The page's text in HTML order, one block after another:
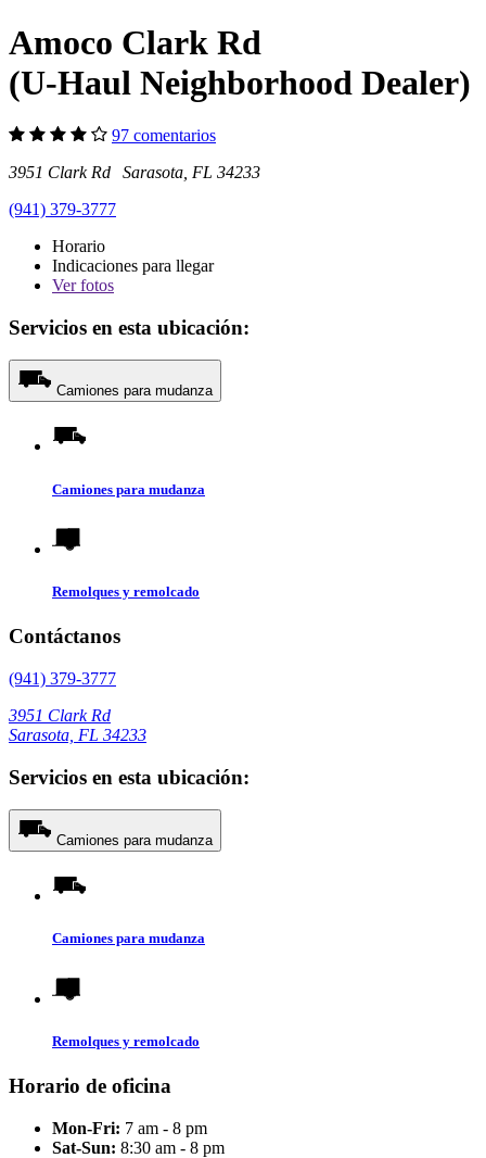
Amoco Clark Rd
(U-Haul Neighborhood Dealer)
97 comentarios
3951 Clark Rd Sarasota, FL 34233
(941) 379-3777
Horario
Indicaciones para llegar
Verfotos
Servicios en esta ubicación:
Camiones para mudanza
Camiones para mudanza
Remolques y remolcado
Contáctanos
(941) 379-3777
3951 Clark Rd
Sarasota, FL 34233
Servicios en esta ubicación:
Camiones para mudanza
Camiones para mudanza
Remolques y remolcado
Horario de oficina
Mon-Fri: 7 am - 8 pm
Sat-Sun: 8:30 am - 8 pm